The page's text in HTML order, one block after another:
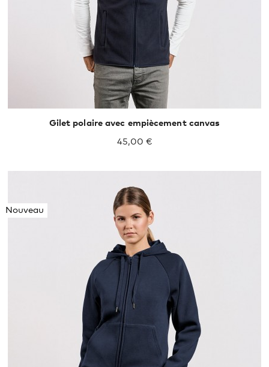
Gilet polaire avec empiècement canvas
45,00 €
Nouveau
XS S M XL